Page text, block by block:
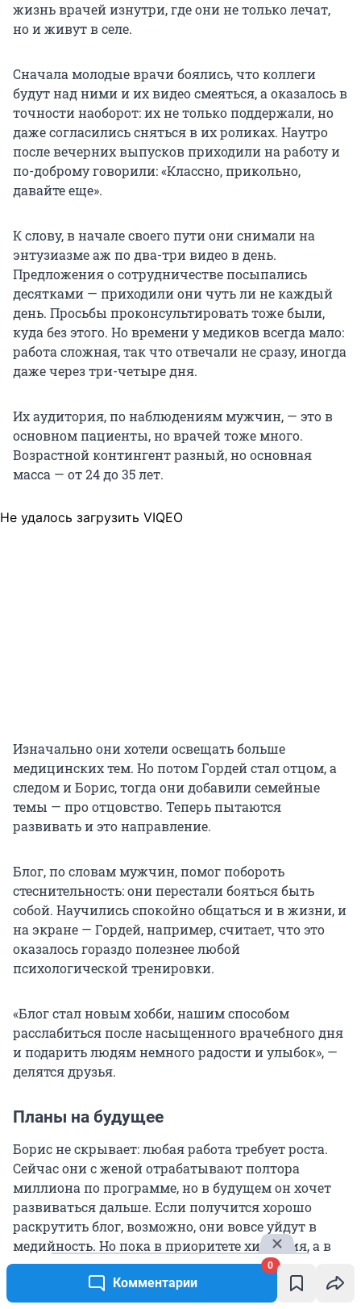
Комментарии
0
жизнь врачей изнутри, где они не только лечат,
но и живут в селе.
Сначала молодые врачи боялись, что коллеги
будут над ними и их видео смеяться, а оказалось в
точности наоборот: их не только поддержали, но
даже согласились сняться в их роликах. Наутро
после вечерних выпусков приходили на работу и
по-доброму говорили: «Классно, прикольно,
давайте еще».
К слову, в начале своего пути они снимали на
энтузиазме аж по два-три видео в день.
Предложения о сотрудничестве посыпались
десятками — приходили они чуть ли не каждый
день. Просьбы проконсультировать тоже были,
куда без этого. Но времени у медиков всегда мало:
работа сложная, так что отвечали не сразу, иногда
даже через три-четыре дня.
Их аудитория, по наблюдениям мужчин, — это в
основном пациенты, но врачей тоже много.
Возрастной контингент разный, но основная
масса — от 24 до 35 лет.
Не удалось загрузить VIQEO
Изначально они хотели освещать больше
медицинских тем. Но потом Гордей стал отцом, а
следом и Борис, тогда они добавили семейные
темы — про отцовство. Теперь пытаются
развивать и это направление.
Блог, по словам мужчин, помог побороть
стеснительность: они перестали бояться быть
собой. Научились спокойно общаться и в жизни, и
на экране — Гордей, например, считает, что это
оказалось гораздо полезнее любой
психологической тренировки.
«Блог стал новым хобби, нашим способом
расслабиться после насыщенного врачебного дня
и подарить людям немного радости и улыбок», —
делятся друзья.
Планы на будущее
Борис не скрывает: любая работа требует роста.
Сейчас они с женой отрабатывают полтора
миллиона по программе, но в будущем он хочет
развиваться дальше. Если получится хорошо
раскрутить блог, возможно, они вовсе уйдут в
медийность. Но пока в приоритете хирургия, а в
планах — переезд в Уфу или другой крупный
город и покупка там квартиры, развитие в
профессии — хочется делать более технологичные